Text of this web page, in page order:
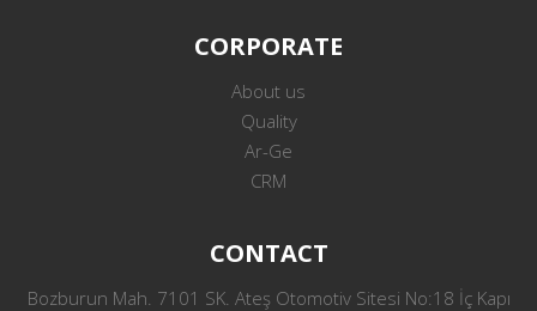
CORPORATE
About us
Quality
Ar-Ge
CRM
CONTACT
Bozburun Mah. 7101 SK. Ateş Otomotiv Sitesi No:18 İç Kapı